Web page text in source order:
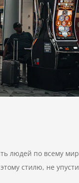
людей по всему
стилю, не